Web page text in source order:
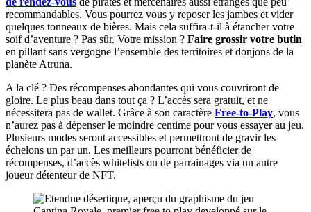
recommandables. Vous pourrez vous y reposer les jambes et vider
quelques tonneaux de bières. Mais cela suffira-t-il à étancher votre
soif d’aventure ? Pas sûr. Votre mission ? Faire grossir votre butin
en pillant sans vergogne l’ensemble des territoires et donjons de la
planète Atruna.
A la clé ? Des récompenses abondantes qui vous couvriront de
gloire. Le plus beau dans tout ça ? L’accès sera gratuit, et ne
nécessitera pas de wallet. Grâce à son caractère Free-to-Play, vous
n’aurez pas à dépenser le moindre centime pour vous essayer au jeu.
Plusieurs modes seront accessibles et permettront de gravir les
échelons un par un. Les meilleurs pourront bénéficier de
récompenses, d’accès whitelists ou de parrainages via un autre
joueur détenteur de NFT.